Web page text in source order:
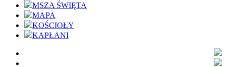
MSZA ŚWIĘTA
MAPA
KOŚCIOŁY
KAPŁANI